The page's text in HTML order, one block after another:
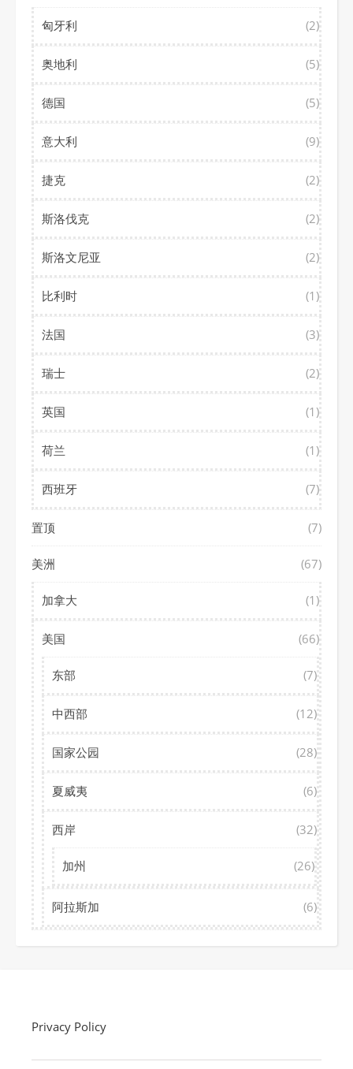
匈牙利 (2)
奥地利 (5)
德国 (5)
意大利 (9)
捷克 (2)
斯洛伐克 (2)
斯洛文尼亚 (2)
比利时 (1)
法国 (3)
瑞士 (2)
英国 (1)
荷兰 (1)
西班牙 (7)
置顶 (7)
美洲 (67)
加拿大 (1)
美国 (66)
东部 (7)
中西部 (12)
国家公园 (28)
夏威夷 (6)
西岸 (32)
加州 (26)
阿拉斯加 (6)
Privacy Policy